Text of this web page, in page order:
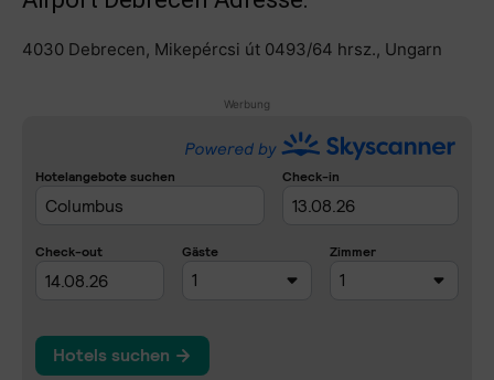
4030 Debrecen, Mikepércsi út 0493/64 hrsz., Ungarn
Werbung